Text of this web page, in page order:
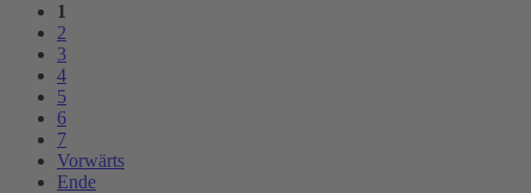
1
2
3
4
5
6
7
Vorwärts
Ende